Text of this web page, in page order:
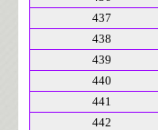
437
438
439
440
441
442